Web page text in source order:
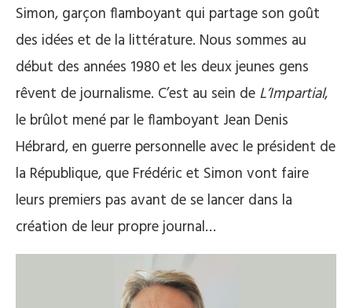
Simon, garçon flamboyant qui partage son goût
des idées et de la littérature. Nous sommes au
début des années 1980 et les deux jeunes gens
rêvent de journalisme. C’est au sein de L’Impartial,
le brûlot mené par le flamboyant Jean Denis
Hébrard, en guerre personnelle avec le président de
la République, que Frédéric et Simon vont faire
leurs premiers pas avant de se lancer dans la
création de leur propre journal…